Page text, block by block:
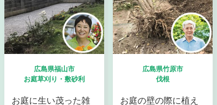
広島県福山市
お庭草刈り・敷砂利
お庭に生い茂った雑
広島県竹原市
伐根
お庭の壁の際に植え